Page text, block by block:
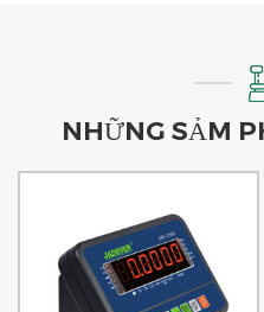
NHỮNG SẢM